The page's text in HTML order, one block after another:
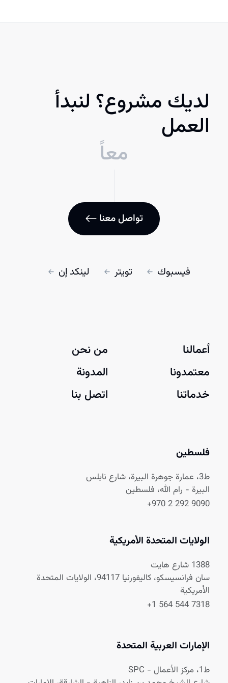
لديك مشروع؟ لنبدأ
العمل
معاً
تواصل معنا
فيسبوك تويتر لينكد إن
أعمالنا
معتمدونا
خدماتنا
من نحن
المدونة
اتصل بنا
فلسطين
ط3، عمارة جوهرة البيرة، شارع نابلس
البيرة - رام الله، فلسطين
+970 2 292 9090
الولايات المتحدة الأمريكية
1388 شارع هايت
سان فرانسيسكو، كاليفورنيا 94117، الولايات المتحدة
الأمريكية
+1 564 544 7318
الإمارات العربية المتحدة
ط1، مركز الأعمال - SPC